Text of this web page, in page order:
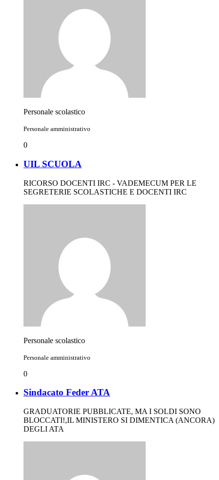
Personale scolastico
Personale amministrativo
0
UIL SCUOLA
RICORSO DOCENTI IRC - VADEMECUM PER LE
SEGRETERIE SCOLASTICHE E DOCENTI IRC
Personale scolastico
Personale amministrativo
0
Sindacato Feder ATA
GRADUATORIE PUBBLICATE, MA I SOLDI SONO
BLOCCATI!,IL MINISTERO SI DIMENTICA (ANCORA)
DEGLI ATA